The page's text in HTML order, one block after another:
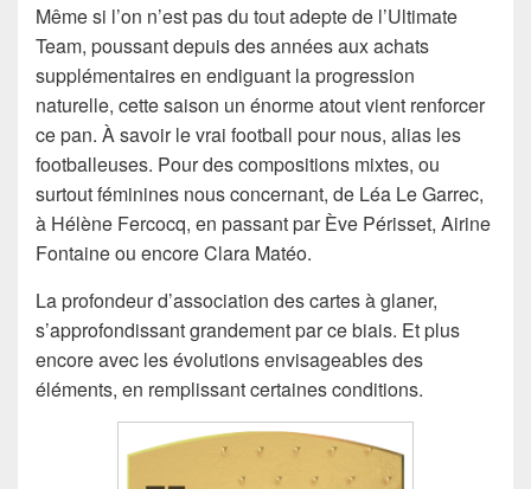
Même si l’on n’est pas du tout adepte de l’Ultimate
Team, poussant depuis des années aux achats
supplémentaires en endiguant la progression
naturelle, cette saison un énorme atout vient renforcer
ce pan. À savoir le vrai football pour nous, alias les
footballeuses. Pour des compositions mixtes, ou
surtout féminines nous concernant, de Léa Le Garrec,
à Hélène Fercocq, en passant par Ève Périsset, Airine
Fontaine ou encore Clara Matéo.
La profondeur d’association des cartes à glaner,
s’approfondissant grandement par ce biais. Et plus
encore avec les évolutions envisageables des
éléments, en remplissant certaines conditions.